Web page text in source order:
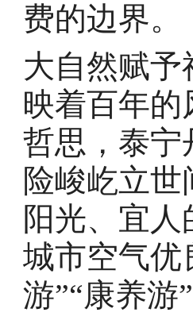
费的边界。
大自然赋
映着百年的
哲思，泰宁
险峻屹立
阳光、宜人
城市空气优
游”“康养游